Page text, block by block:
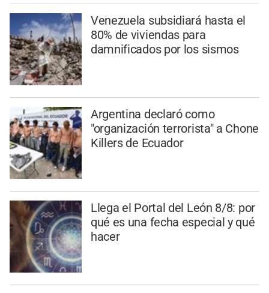
Venezuela subsidiará hasta el
80% de viviendas para
damnificados por los sismos
Argentina declaró como
"organización terrorista" a Chone
Killers de Ecuador
Llega el Portal del León 8/8: por
qué es una fecha especial y qué
hacer